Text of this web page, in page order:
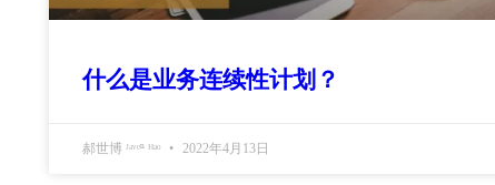
什么是业务连续性计划？
郝世博 ᴶᵃᵛᵉⁿ ᴴᵃᵒ 2022年4月13日